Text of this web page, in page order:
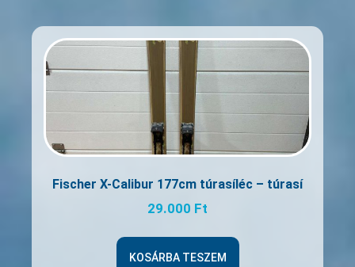
Fischer X-Calibur 177cm túrasíléc – túrasí
29.000 Ft
KOSÁRBA TESZEM